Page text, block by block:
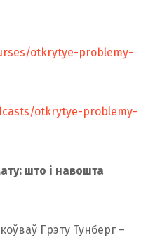
otkrytye-problemy-
otkrytye-problemy-
што і навошта
Грэту Тунберг –